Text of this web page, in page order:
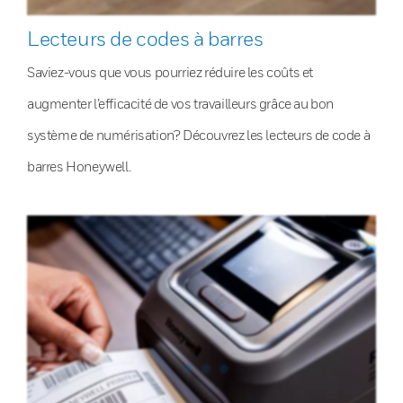
Lecteurs de codes à barres
Saviez-vous que vous pourriez réduire les coûts et
augmenter l’efficacité de vos travailleurs grâce au bon
système de numérisation? Découvrez les lecteurs de code à
barres Honeywell.